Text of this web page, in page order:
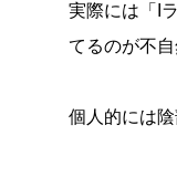
実際には「I
てるのが不
個人的には